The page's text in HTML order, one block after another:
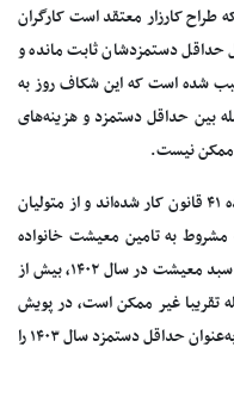
کارزار معتقد است کارگران
دستمزدشان ثابت مانده و
شده است که این شکاف روز به
بین حداقل دستمزد و هزینه‌های
ممکن نیست.
امضاءکنندگان کارزار خواستار اجرای بند ۲ ماده ۴۱ قانون کار شده‌اند و از متولیان
مشروط به تامین معیشت خانواده
شود؛ بنابراین از آنجا که آخرین محاسبات رقم سبد معیشت در سال ۱۴۰۲، بیش از
تقریبا غیر ممکن است، در پویش
خود درخواست تصویب رقم ۱۵ میلیون تومانی به‌عنوان حداقل دستمزد سال ۱۴۰۳ را